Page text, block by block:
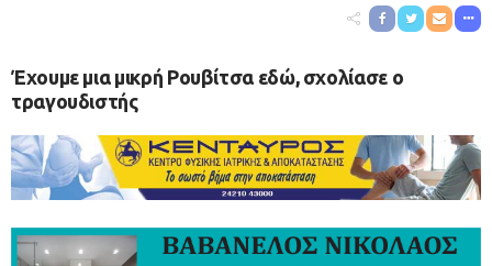
Έχουμε μια μικρή Ρουβίτσα εδώ, σχολίασε ο
τραγουδιστής